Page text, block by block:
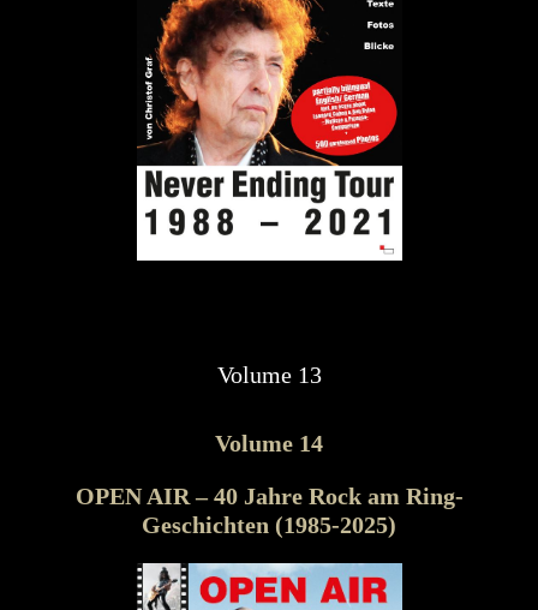
Volume 13
Volume 14
OPEN AIR – 40 Jahre Rock am Ring-
Geschichten (1985-2025)